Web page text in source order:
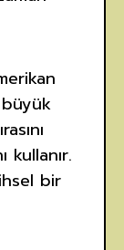
kullanır.
bir